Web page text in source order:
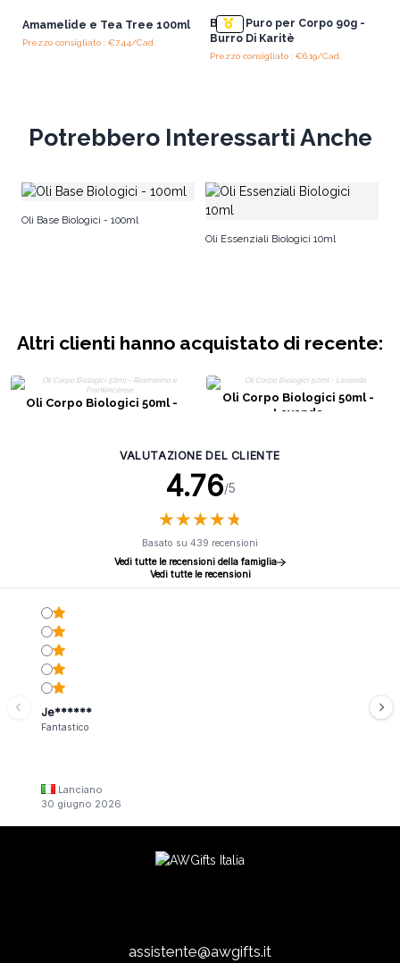
Amamelide e Tea Tree 100ml
Prezzo consigliato : €7.44/Cad.
Burro Puro per Corpo 90g -
Burro Di Karitè
Prezzo consigliato : €6.19/Cad.
Potrebbero Interessarti Anche
Oli Base Biologici - 100ml
Oli Essenziali Biologici 10ml
Altri clienti hanno acquistato di recente:
Oli Corpo Biologici 50ml -
Oli Corpo Biologici 50ml -
Lavanda
VALUTAZIONE DEL CLIENTE
4.76/5
★★★★★
★★★★★
Basato su 439 recensioni
Vedi tutte le recensioni della famiglia
Vedi tutte le recensioni
Je******
Fantastico
Lanciano
30 giugno 2026
assistente@awgifts.it